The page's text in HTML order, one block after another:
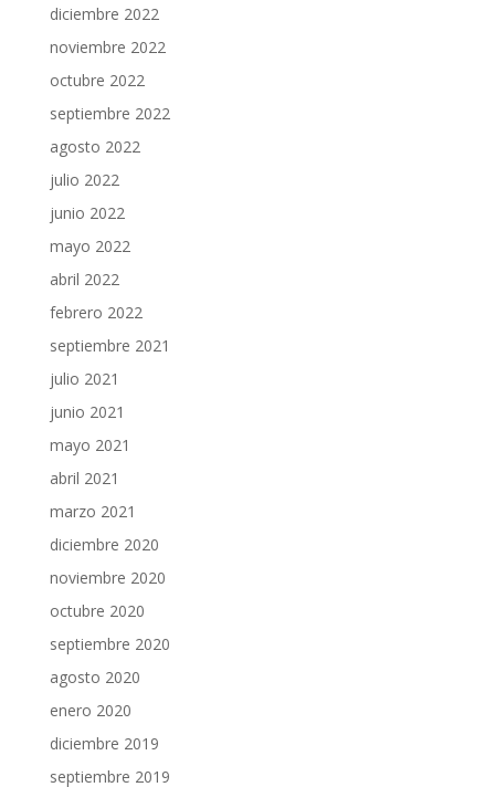
diciembre 2022
noviembre 2022
octubre 2022
septiembre 2022
agosto 2022
julio 2022
junio 2022
mayo 2022
abril 2022
febrero 2022
septiembre 2021
julio 2021
junio 2021
mayo 2021
abril 2021
marzo 2021
diciembre 2020
noviembre 2020
octubre 2020
septiembre 2020
agosto 2020
enero 2020
diciembre 2019
septiembre 2019